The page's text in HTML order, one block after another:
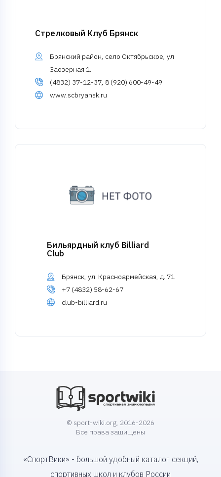
Стрелковый Клуб Брянск
Брянский район, село Октябрьское, ул
Заозерная 1.
(4832) 37-12-37, 8 (920) 600-49-49
www.scbryansk.ru
Бильярдный клуб Billiard
Club
Брянск, ул. Красноармейская, д. 71
+7 (4832) 58-62-67
club-billiard.ru
© sport-wiki.org, 2016-2026
Все права защищены
«СпортВики» - большой удобный каталог секций,
спортивных школ и клубов России